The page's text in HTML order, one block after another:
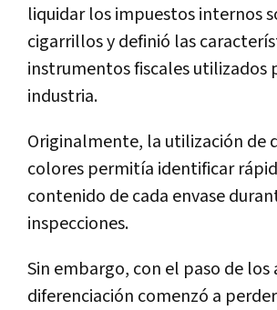
liquidar los impuestos internos
cigarrillos y definió las
instrumentos fiscales utilizados
industria.
Originalmente, la utilización de
colores permitía identificar
contenido de cada envase
inspecciones.
Sin embargo, con el paso de los
diferenciación comenzó a